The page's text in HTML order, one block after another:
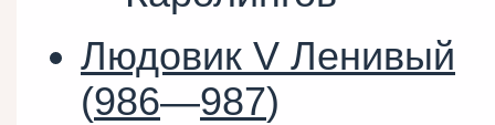
Людовик V Ленивый
(986—987)